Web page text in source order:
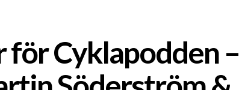
för Cyklapodden –